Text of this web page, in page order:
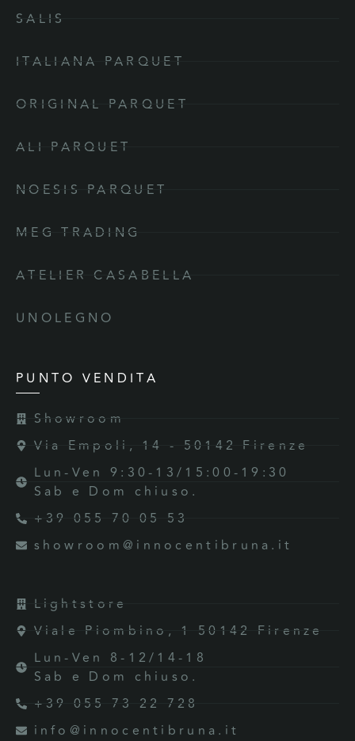
SALIS
ITALIANA PARQUET
ORIGINAL PARQUET
ALI PARQUET
NOESIS PARQUET
MEG TRADING
ATELIER CASABELLA
UNOLEGNO
PUNTO VENDITA
Showroom
Via Empoli, 14 - 50142 Firenze
Lun-Ven 9:30-13/15:00-19:30
Sab e Dom chiuso.
+39 055 70 05 53
showroom@innocentibruna.it
Lightstore
Viale Piombino, 1 50142 Firenze
Lun-Ven 8-12/14-18
Sab e Dom chiuso.
+39 055 73 22 728
info@innocentibruna.it